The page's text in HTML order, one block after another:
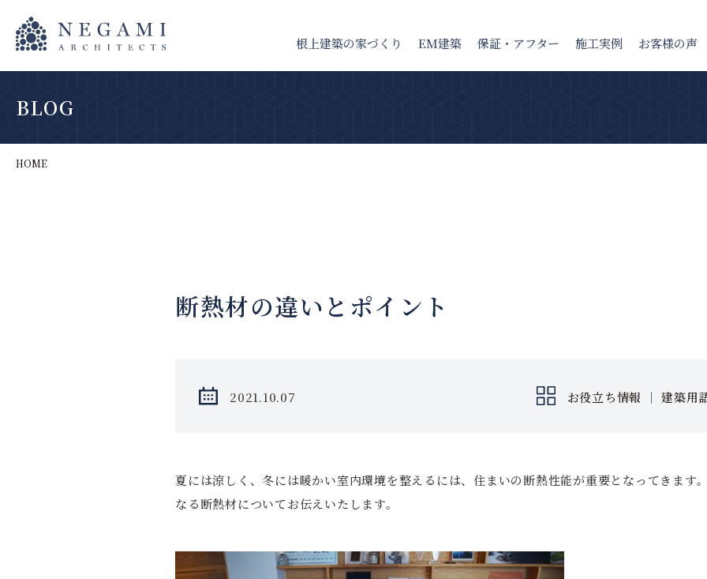
根上建築の家づくり EM建築 保証・アフター 施工実例 お客様の声
BLOG
HOME
断熱材の違いとポイント
2021.10.07 お役立ち情報 ｜建築用
夏には涼しく、冬には暖かい室内環境を整えるには、住まいの断熱性能が重要となってきます
なる断熱材についてお伝えいたします。